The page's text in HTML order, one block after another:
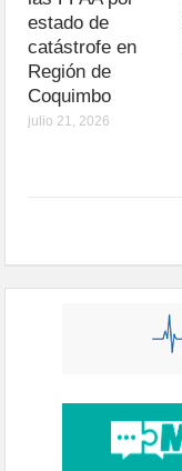
estado de
catástrofe en
Región de
Coquimbo
julio 21, 2026